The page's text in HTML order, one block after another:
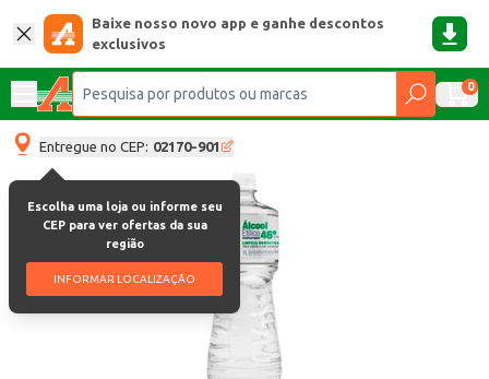
Baixe nosso novo app e ganhe descontos
exclusivos
0
Entregue no CEP: 02170-901
Escolha uma loja ou informe seu
CEP para ver ofertas da sua
região
INFORMAR LOCALIZAÇÃO